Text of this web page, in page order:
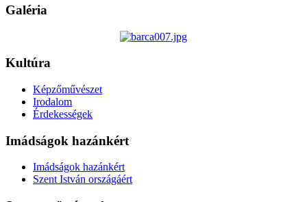
Galéria
Kultúra
Képzőművészet
Irodalom
Érdekességek
Imádságok hazánkért
Imádságok hazánkért
Szent István országáért